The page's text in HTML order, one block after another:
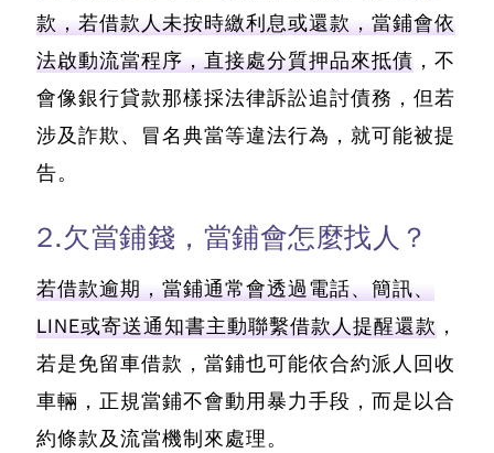
款，若借款人未按時繳利息或還款，當鋪會依
法啟動流當程序，直接處分質押品來抵債 ，不
會像銀行貸款那樣採法律訴訟追討債務，但若
涉及詐欺、冒名典當等違法行為，就可能被提
告。
2.欠當鋪錢，當鋪會怎麼找人？
若借款逾期，當鋪通常會透過電話、簡訊、
LINE或寄送通知書主動聯繫借款人提醒還款 ，
若是免留車借款，當鋪也可能依合約派人回收
車輛，正規當鋪不會動用暴力手段，而是以合
約條款及流當機制來處理。